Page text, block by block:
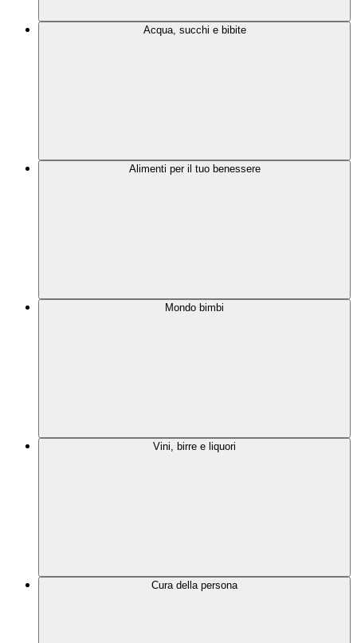
Acqua, succhi e bibite
Alimenti per il tuo benessere
Mondo bimbi
Vini, birre e liquori
Cura della persona